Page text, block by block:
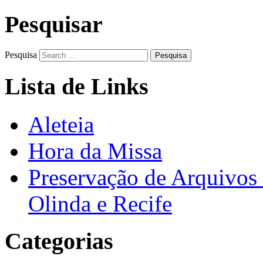
Pesquisar
Pesquisa
Lista de Links
Aleteia
Hora da Missa
Preservação de
Olinda e Recife
Categorias